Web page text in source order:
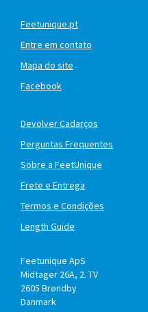
Feetunique.pt
Entre em contato
Mapa do site
Facebook
Devolver Cadarços
Perguntas Frequentes
Sobre a FeetUnique
Frete e Entrega
Termos e Condições
Length Guide
Feetunique ApS
Midtager 26A, 2. TV
2605 Brøndby
Danmark